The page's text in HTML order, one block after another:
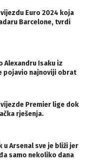
Euro 2024 koja
Barcelone, tvrdi
Alexandru Isaku iz
pojavio najnoviji obrat
Premier lige dok
rješenja.
Arsenal sve je bliži jer
samo nekoliko dana